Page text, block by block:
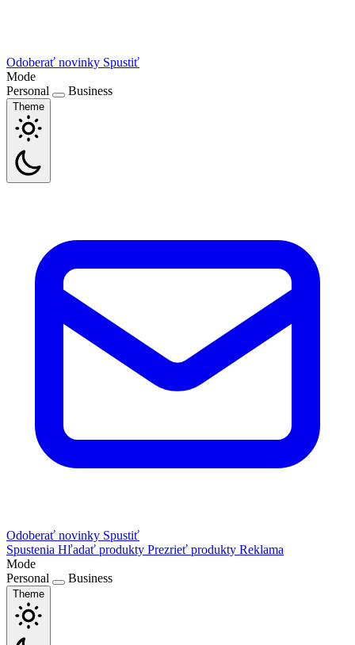
Odoberať novinky Spustiť
Mode
Personal
Business
Theme
Odoberať novinky Spustiť
Spustenia Hľadať produkty Prezrieť produkty Reklama
Mode
Personal
Business
Theme